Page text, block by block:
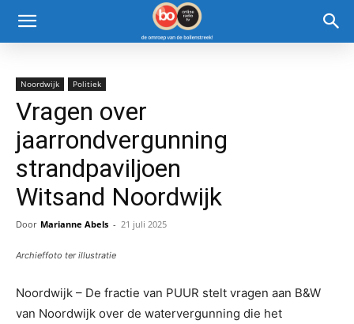
Noordwijk Politiek
Vragen over
jaarrondvergunning
strandpaviljoen
Witsand Noordwijk
Door Marianne Abels - 21 juli 2025
Archieffoto ter illustratie
Noordwijk – De fractie van PUUR stelt vragen aan B&W
van Noordwijk over de watervergunning die het